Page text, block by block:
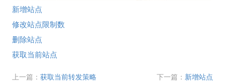
新增站点
修改站点限制数
删除站点
获取当前站点
上一篇： 获取当前转发策略 下一篇： 新增站点